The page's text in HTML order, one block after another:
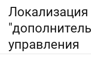
управления